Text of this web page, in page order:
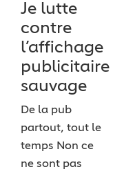
Je lutte
contre
l’affichage
publicitaire
sauvage
De la pub
partout, tout le
temps Non ce
ne sont pas